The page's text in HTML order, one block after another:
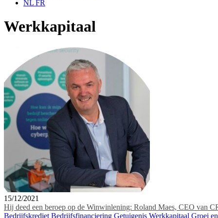
NL FR
Werkkapitaal
15/12/2021
Hij deed een beroep op de Winwinlening: Roland Maes, CEO van
Bedrijfskrediet Bedrijfsfinanciering Getuigenis Werkkapitaal Groei